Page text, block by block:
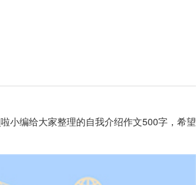
啦小编给大家整理的自我介绍作文500字，希望